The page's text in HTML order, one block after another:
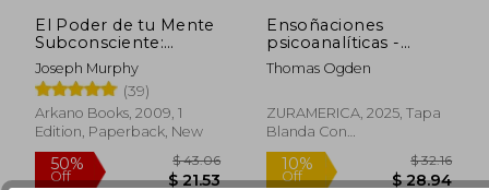
45%
Off $ 30.20 $
El Poder de tu Mente
Subconsciente:
Usando el Poder de
tu Mente Puedes
Alcanzar una
Prosperidad, una
Felicidad y una paz
Spanish)
Joseph Murphy
(39)
Arkano Books, 2009, 1
Edition, Paperback, New
Ensoñaciones
psicoanalíticas -
Textos seleccionados
de Thomas Ogden (in
Thomas Ogden
ZURAMERICA, 2025, Tapa
Blanda Con
Sobrecubierta, New